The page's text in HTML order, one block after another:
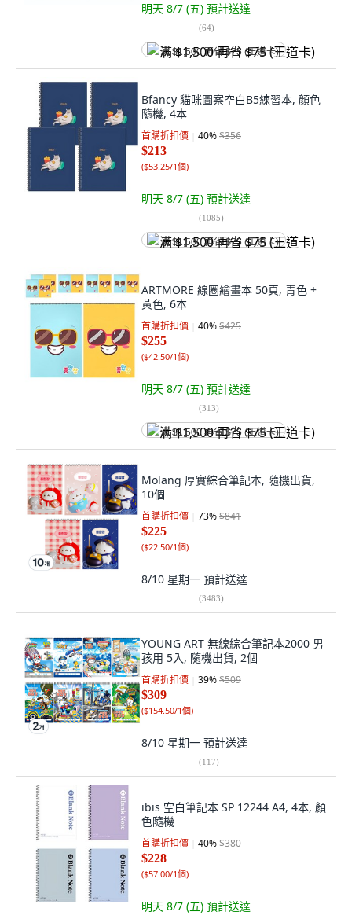
明天 8/7 (五) 預計送達
(64)
满 $1,500 再省 $75 (王道卡)
Bfancy 貓咪圖案空白B5練習本, 顏色
隨機, 4本
首購折扣價 40%$356
$213
($53.25/1個)
明天 8/7 (五) 預計送達
(1085)
满 $1,500 再省 $75 (王道卡)
ARTMORE 線圈繪畫本 50頁, 青色 +
黃色, 6本
首購折扣價 40%$425
$255
($42.50/1個)
明天 8/7 (五) 預計送達
(313)
满 $1,500 再省 $75 (王道卡)
Molang 厚實綜合筆記本, 隨機出貨,
10個
首購折扣價 73%$841
$225
($22.50/1個)
8/10 星期一 預計送達
(3483)
YOUNG ART 無線綜合筆記本2000 男
孩用 5入, 隨機出貨, 2個
首購折扣價 39%$509
$309
($154.50/1個)
8/10 星期一 預計送達
(117)
ibis 空白筆記本 SP 12244 A4, 4本, 顏
色隨機
首購折扣價 40%$380
$228
($57.00/1個)
明天 8/7 (五) 預計送達